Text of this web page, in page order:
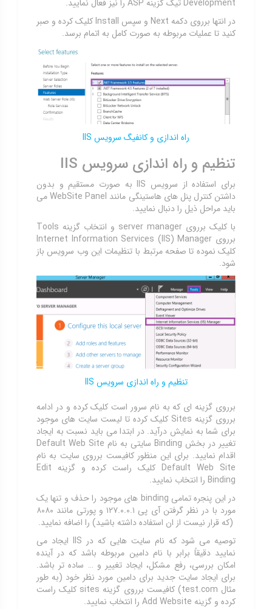
Development تیک گزینه ASP را نیز فعال نمایید.
در انتها برروی دکمه Next و سپس Install کلیک کرده و صبر
کنید تا عملیات مربوطه به صورت کامل به اتمام برسد.
راه اندازی و کانفیگ سرویس IIS
تنظیم و راه اندازی سرویس IIS
برای استفاده از سرویس IIS به صورت مستقیم و بدون
داشتن کنترل پنل های هاستینگی مانند WebSite Panel می
باید مراحل ذیل را دنبال نمایید.
با کلیک برروی server manager و انتخاب گزینه Tools
برروی Internet Information Services (IIS) Manager
کلیک نموده تا صفحه مرتبط با تنظیمات این وب سرویس باز
شود.
تنظیم و راه اندازی سرویس IIS
برروی گزینه ای که به نام سرور است کلیک کرده و در ادامه
برروی گزینه Sites کلیک کرده تا لیست سایت های موجود
برای شما به نمایش درآید. در ابتدا می باید نسبت به ایجاد
تغییر در بخش Binding سایتی به نام Default Web Site
اقدام نمایید. برای این منظور کافیست برروی سایت به نام
Default Web Site کلیک راست کرده و گزینه Edit
Binding را انتخاب نمایید.
در این پنجره تمامی binding های موجود را حذف و تنها یک
مورد با در نظر گرفتن آی پی ۱۲۷.۰.۰.۱ و پورتی مانند ۸۰۸۰
(که قرار نیست از ان استفاده داشته باشید) را اضافه نمایید.
توصیه می شود که نام سایت هایی که در IIS ایجاد می
نمایید دقیقاً برابر با نام دامین مربوطه باشد که در آینده
امکان بررسی، رفع مشکل، ایجاد تغییر و … ساده تر باشد.
برای ایجاد سایت جدید برای دامین مورد نظر خود (به طور
مثال test.com) کافیست برروی گزینه sites کلیک راست
کرده و گزینه Add Website را انتخاب نمایید.